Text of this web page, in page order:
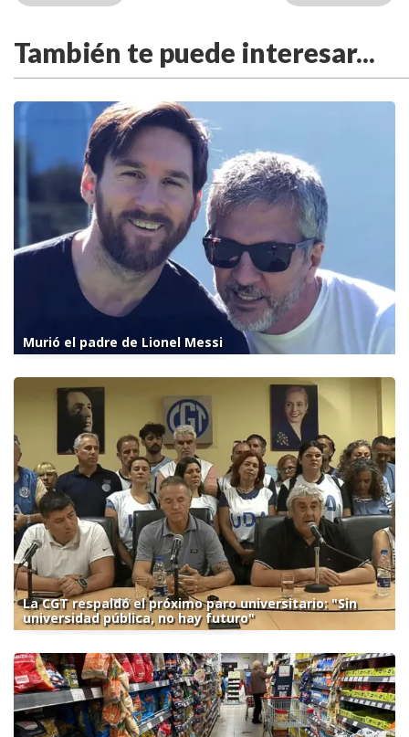
También te puede interesar...
Murió el padre de Lionel Messi
La CGT respaldó el próximo paro universitario: "Sin
universidad pública, no hay futuro"